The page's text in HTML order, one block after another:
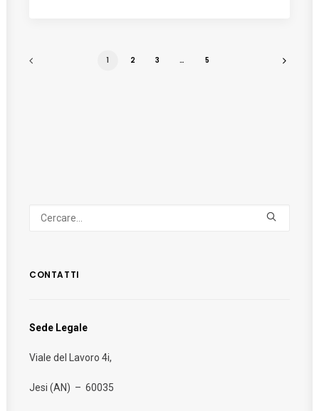
1 2 3 … 5
CONTATTI
Sede Legale
Viale del Lavoro 4i,
Jesi (AN) – 60035